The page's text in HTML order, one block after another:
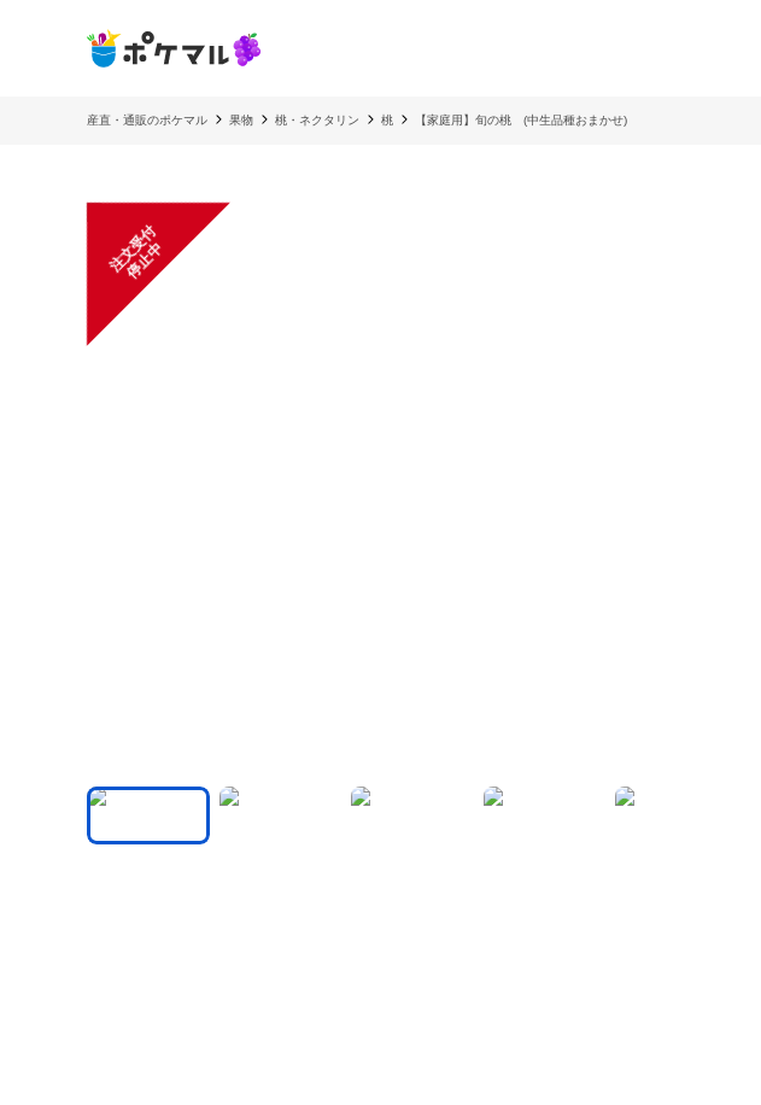
産直・通販のポケマル 果物 桃・ネクタリン 桃 【家庭用】旬の桃 (中生品種おまかせ)
注
文
受
付
停
止
中